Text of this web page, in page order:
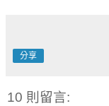
分享
10 則留言: